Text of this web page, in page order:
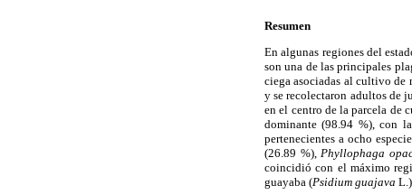
Resumen
En algunas regiones del
son una de las principales
ciega asociadas al cultivo de
y se recolectaron adultos de
en el centro de la parcela de
dominante (98.94 %), con
pertenecientes a ocho
(26.89 %),Phyllophaga
coincidió con el máximo
guayaba (Psidium guajava